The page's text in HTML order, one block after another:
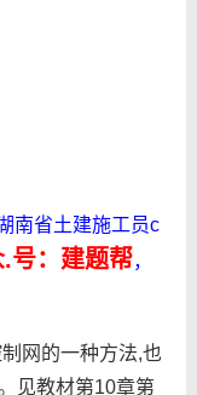
南省土建施工员c
号：建题帮，
网的一种方法,也
见教材第10章第